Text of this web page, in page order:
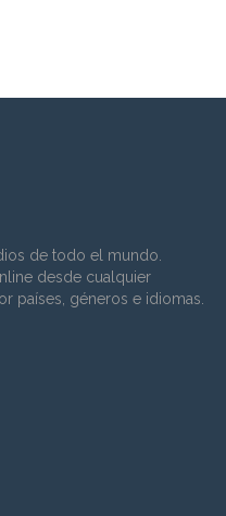
de todo el mundo.
desde cualquier
países, géneros e idiomas.